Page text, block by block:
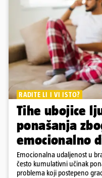
RADITE LI I VI ISTO?
Tihe ubojice
ponašanja
emocionalno
Emocionalna udaljenost u
često kumulativni učinak
problema koji postepeno